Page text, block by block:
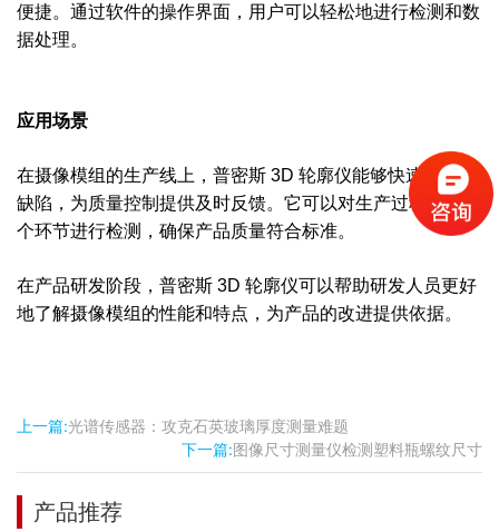
便捷。通过软件的操作界面，用户可以轻松地进行检测和数
据处理。
应用场景
在摄像模组的生产线上，普密斯 3D 轮廓仪能够快速检测出
缺陷，为质量控制提供及时反馈。它可以对生产过程中的各
个环节进行检测，确保产品质量符合标准。
在产品研发阶段，普密斯 3D 轮廓仪可以帮助研发人员更好
地了解摄像模组的性能和特点，为产品的改进提供依据。
上一篇:光谱传感器：攻克石英玻璃厚度测量难题
下一篇:图像尺寸测量仪检测塑料瓶螺纹尺寸
产品推荐